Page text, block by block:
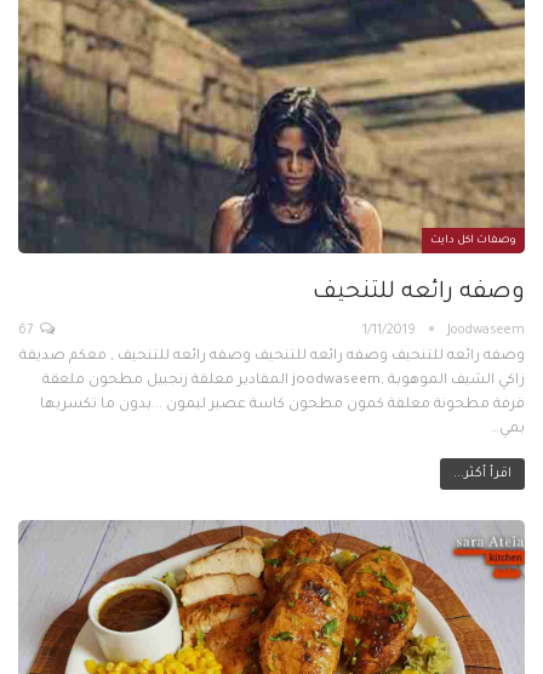
وصفات اكل دايت
وصفه رائعه للتنحيف
Joodwaseem
1/11/2019
وصفه رائعه للتنحيف وصفه رائعه للتنحيف وصفه رائعه للتنحيف , معكم صديقة
زاكي الشيف الموهوبة ,joodwaseem المقادير معلقة زنجبيل مطحون ملعقة
قرفة مطحونة معلقة كمون مطحون كاسة عصير ليمون ...بدون ما تكسريها
بمي…
اقرأ أكثر...